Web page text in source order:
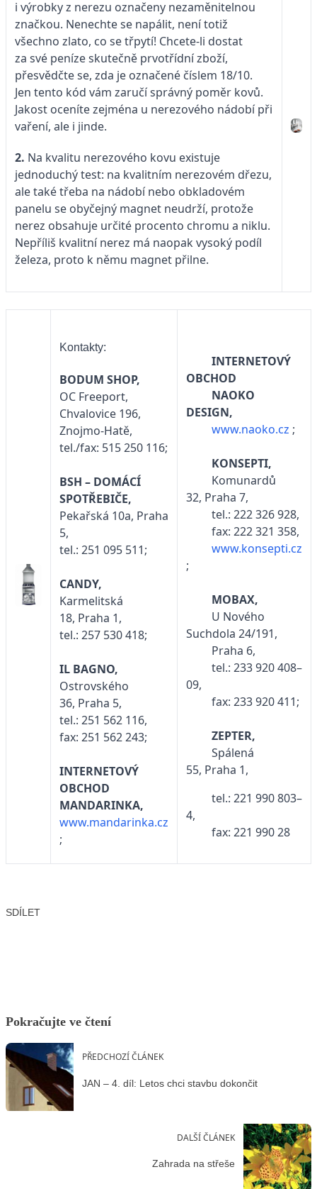
i výrobky z nerezu označeny nezaměnitelnou
značkou. Nenechte se napálit, není totiž
všechno zlato, co se třpytí! Chcete-li dostat
za své peníze skutečně prvotřídní zboží,
přesvědčte se, zda je označené číslem 18/10.
Jen tento kód vám zaručí správný poměr kovů.
Jakost oceníte zejména u nerezového nádobí při
vaření, ale i jinde.
2. Na kvalitu nerezového kovu existuje
jednoduchý test: na kvalitním nerezovém dřezu,
ale také třeba na nádobí nebo obkladovém
panelu se obyčejný magnet neudrží, protože
nerez obsahuje určité procento chromu a niklu.
Nepříliš kvalitní nerez má naopak vysoký podíl
železa, proto k němu magnet přilne.
Kontakty:
BODUM SHOP,
OC Freeport,
Chvalovice 196,
Znojmo-Hatě,
tel./fax: 515 250 116;
BSH – DOMÁCÍ
SPOTŘEBIČE,
Pekařská 10a, Praha
5,
tel.: 251 095 511;
CANDY,
Karmelitská
18, Praha 1,
tel.: 257 530 418;
IL BAGNO,
Ostrovského
36, Praha 5,
tel.: 251 562 116,
fax: 251 562 243;
INTERNETOVÝ
OBCHOD
MANDARINKA,
www.mandarinka.cz
;
INTERNETOVÝ
OBCHOD
NAOKO
DESIGN,
www.naoko.cz ;
KONSEPTI,
Komunardů
32, Praha 7,
tel.: 222 326 928,
fax: 222 321 358,
www.konsepti.cz
;
MOBAX,
U Nového
Suchdola 24/191,
Praha 6,
tel.: 233 920 408–
09,
fax: 233 920 411;
ZEPTER,
Spálená
55, Praha 1,
tel.: 221 990 803–
4,
fax: 221 990 28
SDÍLET
Pokračujte ve čtení
PŘEDCHOZÍ ČLÁNEK
JAN – 4. díl: Letos chci stavbu dokončit
DALŠÍ ČLÁNEK
Zahrada na střeše